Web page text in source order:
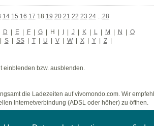
14 15 16 17 18 19 20 21 22 23 24 28
D | E | F | G | H | I | J | K | L | M | N | O
| S | SS | T | U | V | W | X | Y | Z |
einblenden bzw. ausblenden.
die Ladezeiten auf vivomondo.com. Wir
Internetverbindung (ADSL oder höher) zu öffnen.